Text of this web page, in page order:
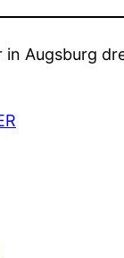
Augsburg